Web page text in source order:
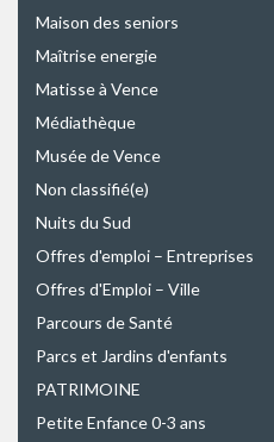
Maison des seniors
Maîtrise energie
Matisse à Vence
Médiathèque
Musée de Vence
Non classifié(e)
Nuits du Sud
Offres d'emploi – Entreprises
Offres d'Emploi – Ville
Parcours de Santé
Parcs et Jardins d'enfants
PATRIMOINE
Petite Enfance 0-3 ans